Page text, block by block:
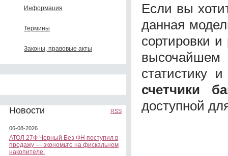
Информация
Термины
Законы, правовые акты
Новости RSS
06-08-2026
АТОЛ 27Ф Черный Без ФН поступил в
продажу — экономьте на фискальном
накопителе.
Если вы
данная
сортировки
статистику
счетчики
доступной